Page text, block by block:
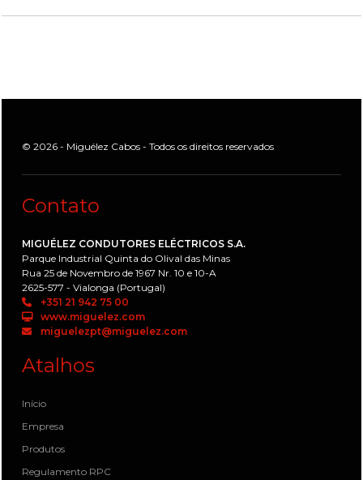
© 2026 - Miguélez Cabos - Todos os direitos reservados
Contato
MIGUÉLEZ CONDUTORES ELÉCTRICOS S.A.
Parque Industrial Quinta do Olival das Minas
Rua 25 de Novembro de 1967 Nr. 10 e 10-A
2625-577 - Vialonga (Portugal)
+351 21 942 75 00
www.miguelez.com
miguelezpt@miguelez.com
Atalhos
Início
Empresa
Produtos
Regulamento RPC